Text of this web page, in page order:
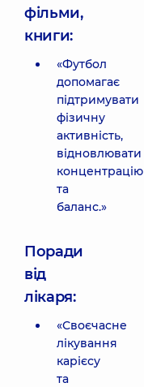
фільми,
книги:
«Футбол
допомагає
підтримувати
фізичну
активність,
відновлювати
концентрацію
та
баланс.»
Поради
від
лікаря:
«Своєчасне
лікування
карієсу
та